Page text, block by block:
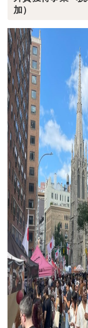
加）